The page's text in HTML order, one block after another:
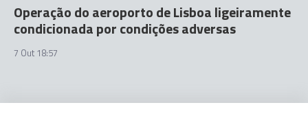
Operação do aeroporto de Lisboa ligeiramente
condicionada por condições adversas
7 Out 18:57